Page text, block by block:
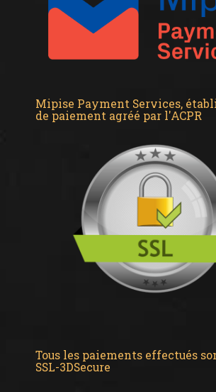
Mipise Payment Services,
de paiement agréé par l'ACPR
Tous les paiements effectués
SSL-3DSecure